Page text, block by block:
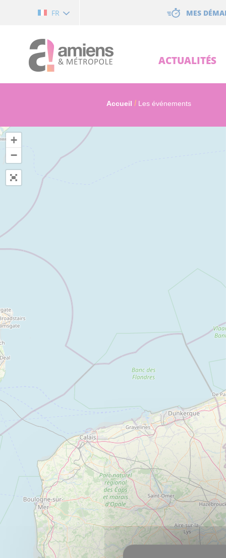
FR MES
ACTUALITÉS
Accueil Les événements
+
−